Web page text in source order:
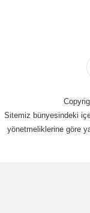
Sitemiz bünyesindeki
yönetmeliklerine göre